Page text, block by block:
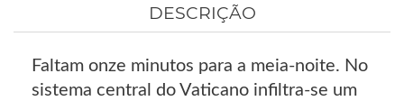
DESCRIÇÃO
Faltam onze minutos para a meia-noite. No
sistema central do Vaticano infiltra-se um